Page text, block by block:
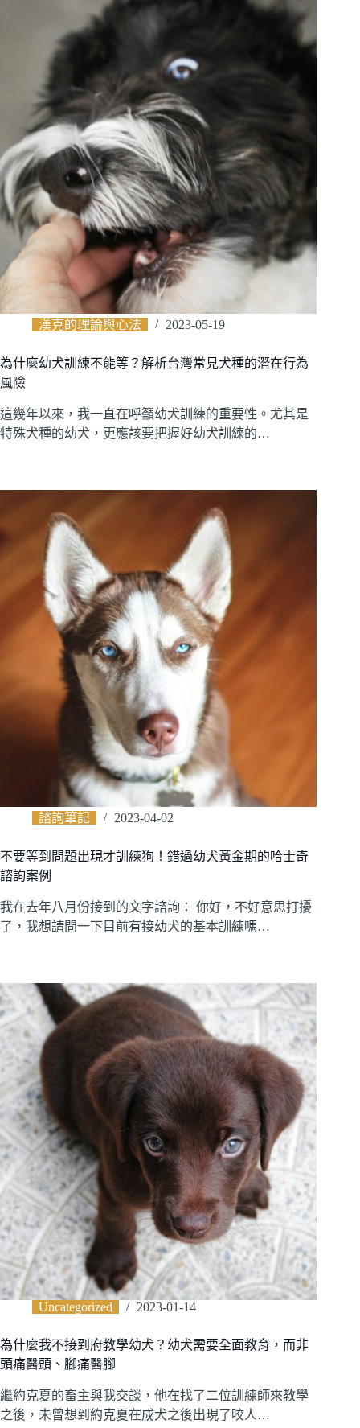
漢克的理論與心法 2023-05-19
為什麼幼犬訓練不能等？解析台灣常見犬種的潛在行為
風險
這幾年以來，我一直在呼籲幼犬訓練的重要性。尤其是
特殊犬種的幼犬，更應該要把握好幼犬訓練的…
諮詢筆記 2023-04-02
不要等到問題出現才訓練狗！錯過幼犬黃金期的哈士奇
諮詢案例
我在去年八月份接到的文字諮詢： 你好，不好意思打擾
了，我想請問一下目前有接幼犬的基本訓練嗎…
Uncategorized 2023-01-14
為什麼我不接到府教學幼犬？幼犬需要全面教育，而非
頭痛醫頭、腳痛醫腳
繼約克夏的畜主與我交談，他在找了二位訓練師來教學
之後，未曾想到約克夏在成犬之後出現了咬人…